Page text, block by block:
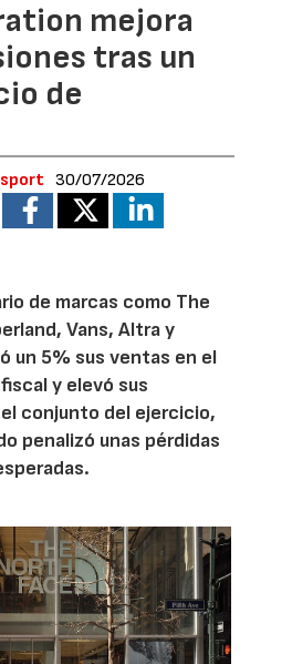
mejora
tras un
de
30/07/2026
de marcas como The
Vans, Altra y
un 5% sus ventas en el
y elevó sus
conjunto del ejercicio,
penalizó unas pérdidas